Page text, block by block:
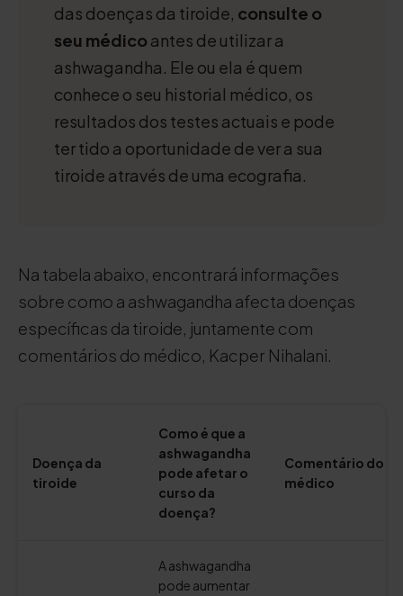
das doenças da tiroide, consulte o
seu médico antes de utilizar a
ashwagandha. Ele ou ela é quem
conhece o seu historial médico, os
resultados dos testes actuais e pode
ter tido a oportunidade de ver a sua
tiroide através de uma ecografia.
Na tabela abaixo, encontrará informações
sobre como a ashwagandha afecta doenças
específicas da tiroide, juntamente com
comentários do médico, Kacper Nihalani.
Doença da
tiroide
Como é que a
ashwagandha
pode afetar o
curso da
doença?
Comentário do
médico
A ashwagandha
pode aumentar